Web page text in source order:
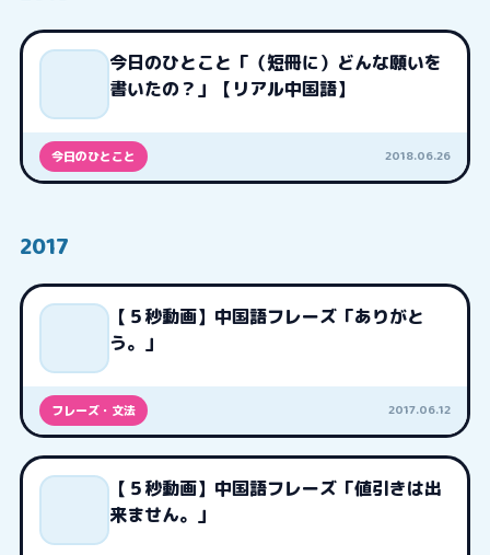
今日のひとこと「（短冊に）どんな願いを
書いたの？」【リアル中国語】
今日のひとこと 2018.06.26
2017
【５秒動画】中国語フレーズ「ありがと
う。」
フレーズ・文法 2017.06.12
【５秒動画】中国語フレーズ「値引きは出
来ません。」